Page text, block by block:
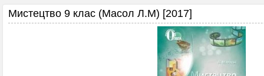
Мистецтво 9 клас (Масол Л.М) [2017]